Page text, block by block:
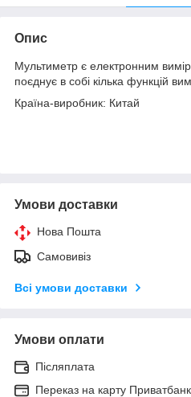
Опис
Мультиметр є електронним
поєднує в собі кілька функцій
Країна-виробник: Китай
Умови доставки
Нова Пошта
Самовивіз
Всі умови доставки
Умови оплати
Післяплата
Переказ на карту